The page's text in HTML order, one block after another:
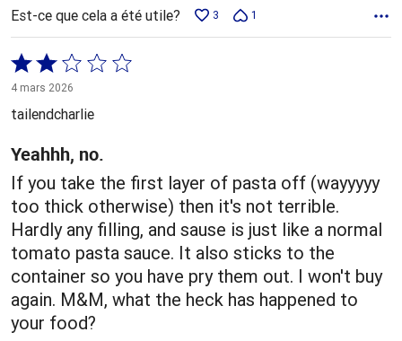
Est-ce que cela a été utile? 3 1
Coté
2 sur
5
4 mars 2026
tailendcharlie
Yeahhh, no.
If you take the first layer of pasta off (wayyyyy
too thick otherwise) then it's not terrible.
Hardly any filling, and sause is just like a normal
tomato pasta sauce. It also sticks to the
container so you have pry them out. I won't buy
again. M&M, what the heck has happened to
your food?